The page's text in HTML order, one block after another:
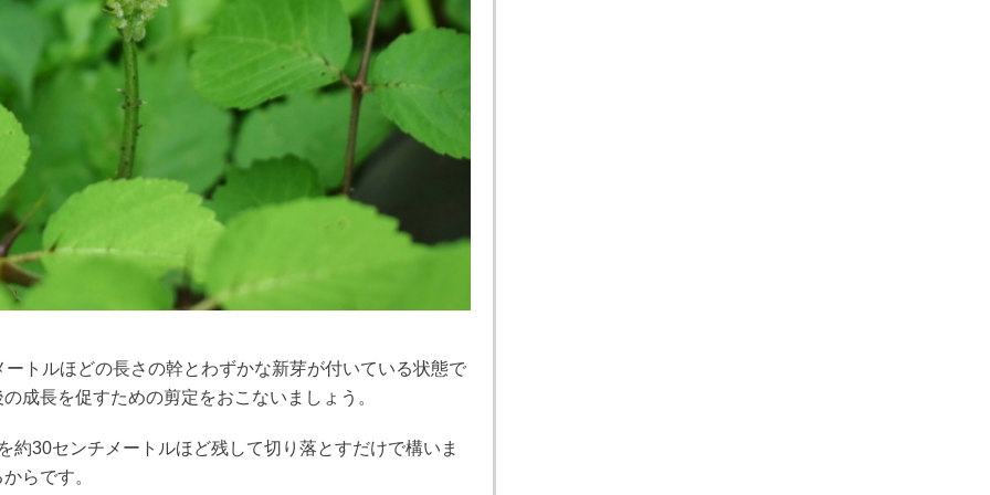
トルほどの長さの幹とわずかな新芽が付いている状態で
成長を促すための剪定をおこないましょう。
約30センチメートルほど残して切り落とすだけで構いま
らです。